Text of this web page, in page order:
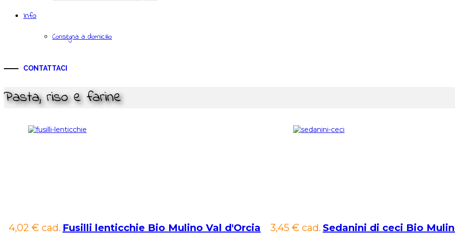
Info
Consegna a domicilio
CONTATTACI
Pasta, riso e farine
4,02 € cad. Fusilli lenticchie Bio Mulino Val d'Orcia 3,45 € cad. Sedanini di ceci Bio